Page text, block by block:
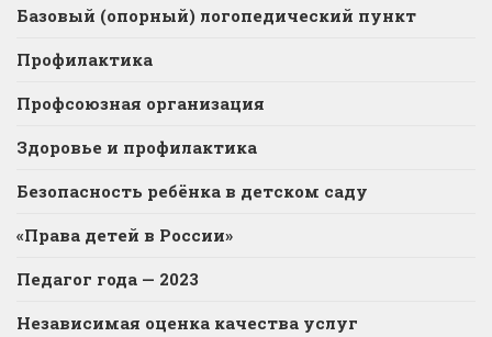
Базовый (опорный) логопедический пункт
Профилактика
Профсоюзная организация
Здоровье и профилактика
Безопасность ребёнка в детском саду
«Права детей в России»
Педагог года — 2023
Независимая оценка качества услуг